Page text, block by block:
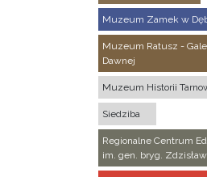
Muzeum Zamek w
Muzeum Ratusz -
Dawnej
Muzeum Historii
Siedziba
Regionalne Centrum
im. gen. bryg.